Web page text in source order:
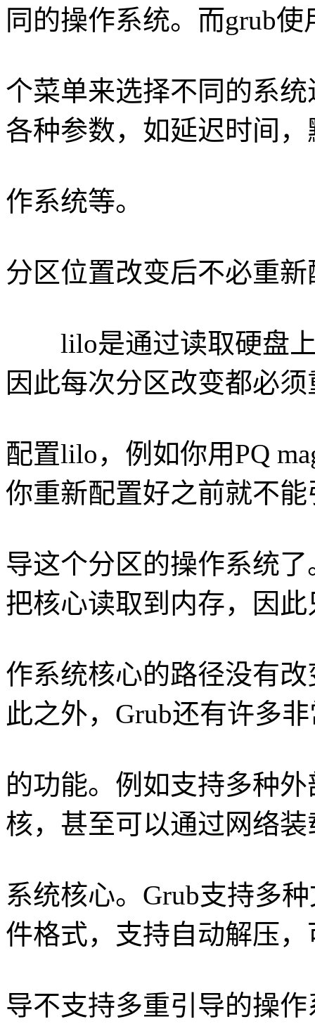
同的操作系统。而grub使
个菜单来选择不同的系
各种参数，如延迟时间，
作系统等。
分区位置改变后不必重新
lilo是通过读取硬盘上
因此每次分区改变都必须
配置lilo，例如你用PQ
你重新配置好之前就不能
导这个分区的操作系统
把核心读取到内存，因此
作系统核心的路径没有
此之外，Grub还有许多
的功能。例如支持多种
核，甚至可以通过网络装
系统核心。Grub支持多
件格式，支持自动解压，
导不支持多重引导的操